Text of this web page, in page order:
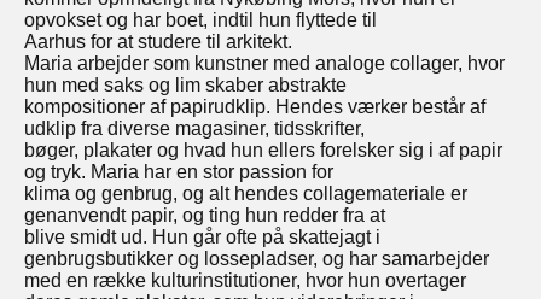
opvokset og har boet, indtil hun flyttede til
Aarhus for at studere til arkitekt.
Maria arbejder som kunstner med analoge collager, hvor
hun med saks og lim skaber abstrakte
kompositioner af papirudklip. Hendes værker består af
udklip fra diverse magasiner, tidsskrifter,
bøger, plakater og hvad hun ellers forelsker sig i af papir
og tryk. Maria har en stor passion for
klima og genbrug, og alt hendes collagemateriale er
genanvendt papir, og ting hun redder fra at
blive smidt ud. Hun går ofte på skattejagt i
genbrugsbutikker og lossepladser, og har samarbejder
med en række kulturinstitutioner, hvor hun overtager